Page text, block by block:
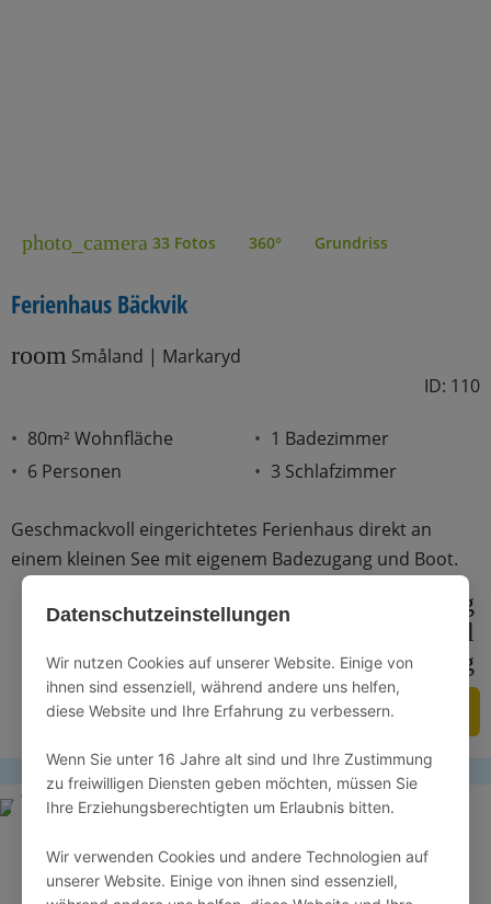
Datenschutzeinstellungen
Wir nutzen Cookies auf unserer Website. Einige von
ihnen sind essenziell, während andere uns helfen,
diese Website und Ihre Erfahrung zu verbessern.
Wenn Sie unter 16 Jahre alt sind und Ihre Zustimmung
zu freiwilligen Diensten geben möchten, müssen Sie
Ihre Erziehungsberechtigten um Erlaubnis bitten.
Wir verwenden Cookies und andere Technologien auf
unserer Website. Einige von ihnen sind essenziell,
photo_camera 33 Fotos 360° Grundriss
Ferienhaus Bäckvik
room Småland | Markaryd
ID: 110
80m² Wohnfläche
6 Personen
1 Badezimmer
3 Schlafzimmer
Geschmackvoll eingerichtetes Ferienhaus direkt an
einem kleinen See mit eigenem Badezugang und Boot.
dishwasher_gen
sailing
local_laundry_service
outdoor_grill
cottage sound_detection_dog_barking roofing
ZUM ANGEBOT
4.8 / 5